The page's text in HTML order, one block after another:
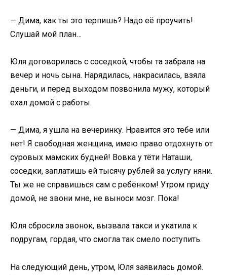
— Дима, как ты это терпишь? Надо её проучить!
Слушай мой план…
Юля договорилась с соседкой, чтобы та забрала на
вечер и ночь сына. Нарядилась, накрасилась, взяла
деньги, и перед выходом позвонила мужу, который
ехал домой с работы.
— Дима, я ушла на вечеринку. Нравится это тебе или
нет! Я свободная женщина, имею право отдохнуть от
суровых мамских будней! Вовка у тёти Наташи,
соседки, заплатишь ей тысячу рублей за услугу няни.
Ты же не справишься сам с ребёнком! Утром приду
домой, не звони мне, не выноси мозг. Пока!
Юля сбросила звонок, вызвала такси и укатила к
подругам, гордая, что смогла так смело поступить.
На следующий день, утром, Юля заявилась домой.